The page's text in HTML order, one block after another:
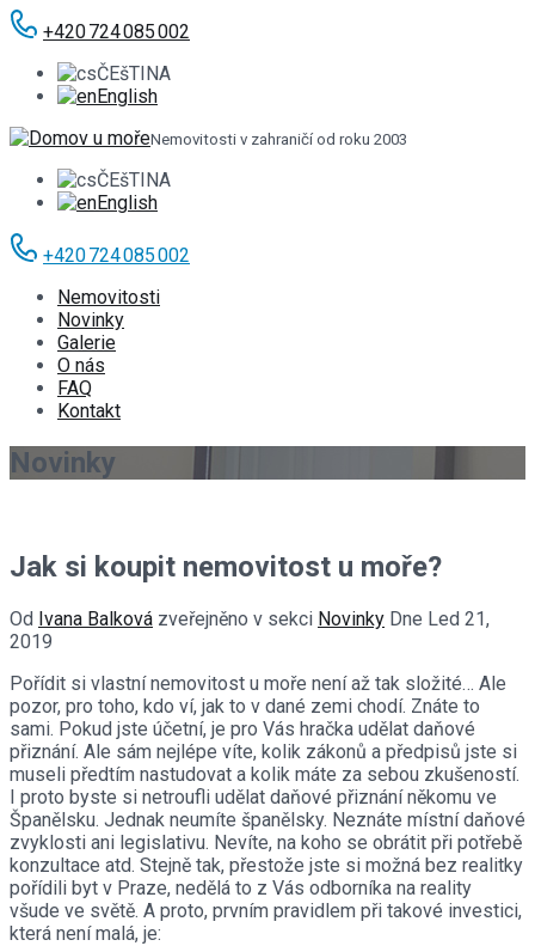
+420 724 085 002
ČEšTINA
English
Nemovitosti v zahraničí od roku 2003
ČEšTINA
English
+420 724 085 002
Nemovitosti
Novinky
Galerie
O nás
FAQ
Kontakt
Novinky
Jak si koupit nemovitost u moře?
Od Ivana Balková zveřejněno v sekci Novinky Dne Led 21,
2019
Pořídit si vlastní nemovitost u moře není až tak složité… Ale
pozor, pro toho, kdo ví, jak to v dané zemi chodí. Znáte to
sami. Pokud jste účetní, je pro Vás hračka udělat daňové
přiznání. Ale sám nejlépe víte, kolik zákonů a předpisů jste si
museli předtím nastudovat a kolik máte za sebou zkušeností.
I proto byste si netroufli udělat daňové přiznání někomu ve
Španělsku. Jednak neumíte španělsky. Neznáte místní daňové
zvyklosti ani legislativu. Nevíte, na koho se obrátit při potřebě
konzultace atd. Stejně tak, přestože jste si možná bez realitky
pořídili byt v Praze, nedělá to z Vás odborníka na reality
všude ve světě. A proto, prvním pravidlem při takové investici,
která není malá, je: